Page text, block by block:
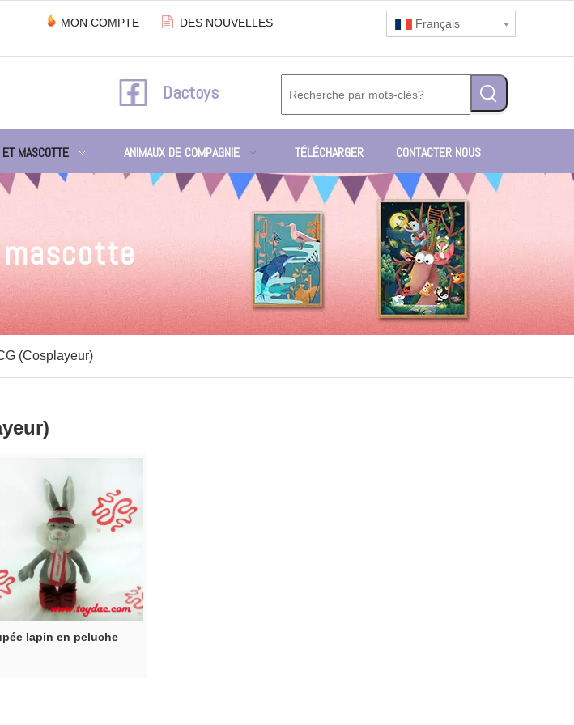
MON COMPTE  DES NOUVELLES Français
Dactoys
MASCOTTE ANIMAUX DE COMPAGNIE TÉLÉCHARGER CONTACTER NOUS
(Cosplayeur)
lapin en peluche